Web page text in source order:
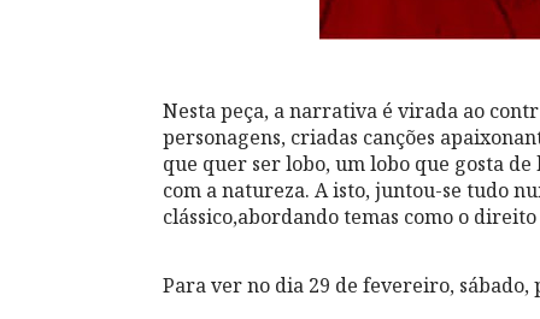
Nesta peça, a narrativa é virada ao
personagens, criadas canções
que quer ser lobo, um lobo que gosta
com a natureza. A isto, juntou-se tudo
clássico,abordando temas como o
Para ver no dia 29 de fevereiro, sábado,